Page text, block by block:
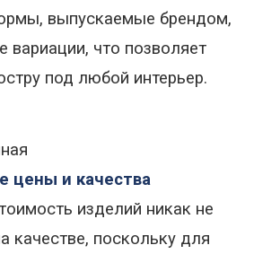
выпускаемые брендом,
вариации, что позволяет
под любой интерьер.
цены и качества
изделий никак не
качестве, поскольку для